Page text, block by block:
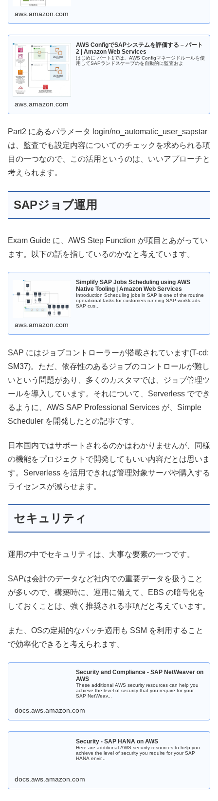
aws.amazon.com
AWS ConfigでSAPシステムを評価する – パート
2 | Amazon Web Services
はじめに パート1では、AWS Configマネージドルールを使
用してSAPランドスケープのを自動的に監査およ
aws.amazon.com
Part2 にあるパラメータ login/no_automatic_user_sapstar
は、監査でも設定内容についてのチェックを求められる項
目の一つなので、この活用というのは、いいアプローチと
考えられます。
SAPジョブ運用
Exam Guide に、AWS Step Function が項目とあがってい
ます。以下の話を指しているのかなと考えています。
Simplify SAP Jobs Scheduling using AWS
Native Tooling | Amazon Web Services
Introduction Scheduling jobs in SAP is one of the routine
operational tasks for customers running SAP workloads.
SAP cus...
aws.amazon.com
SAP にはジョブコントローラーが搭載されています(T-cd:
SM37)。ただ、依存性のあるジョブのコントロールが難し
いという問題があり、多くのカスタマでは、ジョブ管理ツ
ールを導入しています。それについて、Serverless ででき
るように、AWS SAP Professional Services が、Simple
Scheduler を開発したとの記事です。
日本国内ではサポートされるのかはわかりませんが、同様
の機能をプロジェクトで開発してもいい内容だとは思いま
す。Serverless を活用できれば管理対象サーバや購入する
ライセンスが減らせます。
セキュリティ
運用の中でセキュリティは、大事な要素の一つです。
SAPは会計のデータなど社内での重要データを扱うこと
が多いので、構築時に、運用に備えて、EBS の暗号化を
しておくことは、強く推奨される事項だと考えています。
また、OSの定期的なパッチ適用も SSM を利用すること
で効率化できると考えられます。
Security and Compliance - SAP NetWeaver on
AWS
These additional AWS security resources can help you
achieve the level of security that you require for your
SAP NetWeav...
docs.aws.amazon.com
Security - SAP HANA on AWS
Here are additional AWS security resources to help you
achieve the level of security you require for your SAP
HANA envir...
docs.aws.amazon.com